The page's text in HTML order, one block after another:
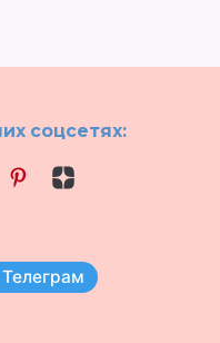
соцсетях: